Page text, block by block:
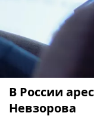
В России
Невзорова